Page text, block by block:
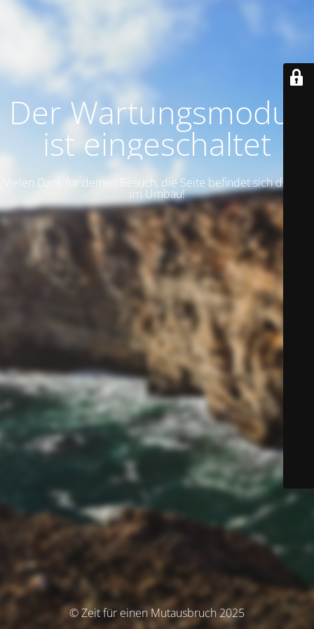
Der Wartungsmodus
ist eingeschaltet
Vielen Dank für deinen Besuch, die Seite befindet sich derzeit
im Umbau!
© Zeit für einen Mutausbruch 2025